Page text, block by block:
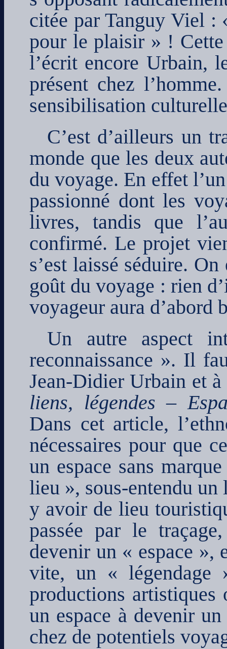
citée par Tanguy Viel :
pour le plaisir » ! Cette
l’écrit encore Urbain,
présent chez
sensibilisation
C’est d’ailleurs un
monde que les deux
du voyage. En effet
passionné dont les
livres, tandis que
confirmé. Le projet
s’est laissé séduire.
goût du voyage : rien
voyageur aura d’abord
Un autre aspect
reconnaissance ». Il
Jean-Didier Urbain et
liens, légendes –
Dans cet article,
nécessaires pour que
un espace sans
lieu », sous-entendu
y avoir de lieu
passée par le
devenir un « espace »,
vite, un « légendage
productions artistiques
un espace à devenir
chez de potentiels